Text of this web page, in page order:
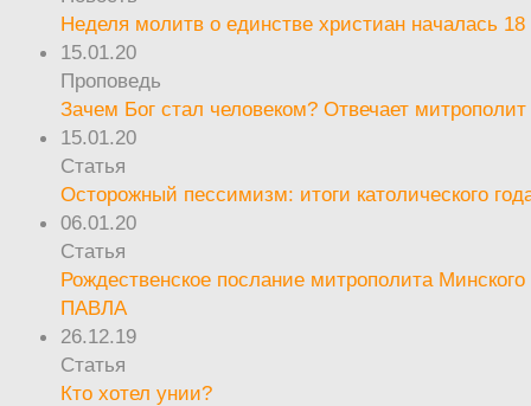
Неделя молитв о единстве христиан началась 18
15.01.20
Проповедь
Зачем Бог стал человеком? Отвечает
15.01.20
Статья
Осторожный пессимизм: итоги католического
06.01.20
Статья
Рождественское послание митрополита Минского
ПАВЛА
26.12.19
Статья
Кто хотел унии?